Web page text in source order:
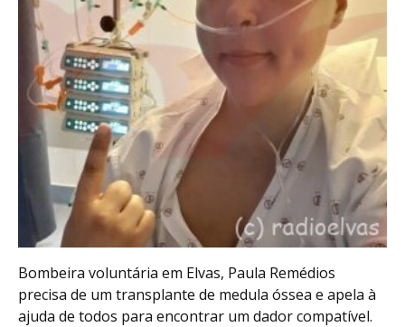
Bombeira voluntária em Elvas, Paula Remédios
precisa de um transplante de medula óssea e apela à
ajuda de todos para encontrar um dador compatível.